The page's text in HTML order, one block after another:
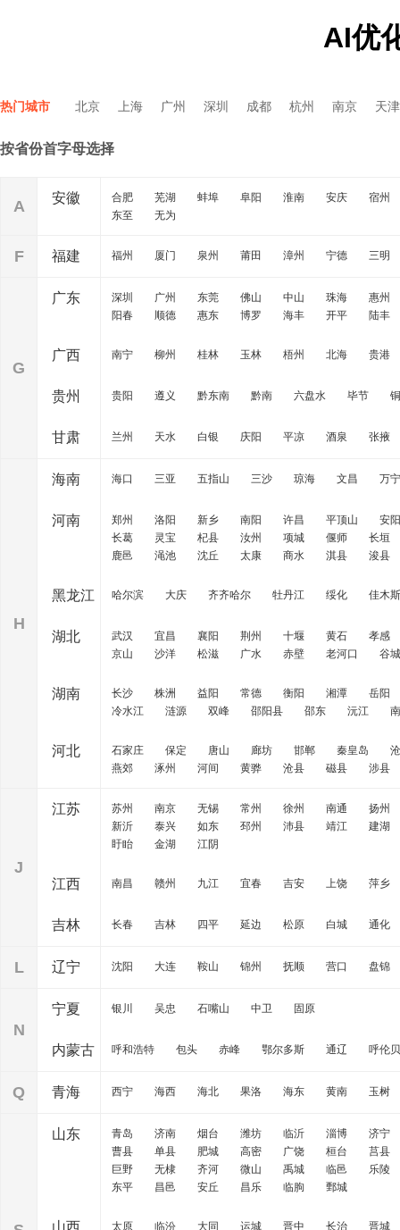
AI优
热门城市 北京 上海 广州 深圳 成都 杭州 南京 天津
按省份首字母选择
A 安徽 合肥 芜湖 蚌埠 阜阳 淮南 安庆
宿州
东至
无为
F 福建 福州 厦门 泉州 莆田 漳州 宁德 三明
G
广东 深圳 广州 东莞 佛山 中山 珠海
惠州
阳春
顺德 惠东 博罗 海丰 开平 陆丰
广西 南宁 柳州 桂林 玉林 梧州 北海 贵港
贵州 贵阳 遵义 黔东南 黔南 六盘水 毕节
甘肃 兰州 天水 白银 庆阳 平凉 酒泉 张掖
H
海南 海口 三亚 五指山 三沙 琼海 文昌 万宁
河南 郑州 洛阳 新乡 南阳 许昌 平顶山
安阳
长葛
灵宝 杞县 汝州 项城 偃师
长垣
鹿邑
渑池 沈丘 太康 商水 淇县 浚县
黑龙江 哈尔滨 大庆 齐齐哈尔 牡丹江 绥化 佳木斯
湖北 武汉 宜昌 襄阳 荆州 十堰 黄石
孝感
京山
沙洋 松滋 广水 赤壁 老河口 谷城
湖南 长沙 株洲 益阳 常德 衡阳 湘潭
岳阳
冷水江
涟源 双峰 邵阳县 邵东 沅江
河北 石家庄 保定 唐山 廊坊 邯郸 秦皇岛
燕郊
涿州 河间 黄骅 沧县 磁县 涉县
J
江苏 苏州 南京 无锡 常州 徐州 南通
扬州
新沂
泰兴 如东 邳州 沛县 靖江
建湖
盱眙
金湖 江阴
江西 南昌 赣州 九江 宜春 吉安 上饶 萍乡
吉林 长春 吉林 四平 延边 松原 白城 通化
L 辽宁 沈阳 大连 鞍山 锦州 抚顺 营口 盘锦
N
宁夏 银川 吴忠 石嘴山 中卫 固原
内蒙古 呼和浩特 包头 赤峰 鄂尔多斯 通辽 呼伦
Q 青海 西宁 海西 海北 果洛 海东 黄南 玉树
山东 青岛 济南 烟台 潍坊 临沂 淄博
济宁
曹县
单县 肥城 高密 广饶 桓台
莒县
巨野
无棣 齐河 微山 禹城 临邑
乐陵
东平
昌邑 安丘 昌乐 临朐 鄄城
太原 临汾 大同 运城 晋中 长治 晋城